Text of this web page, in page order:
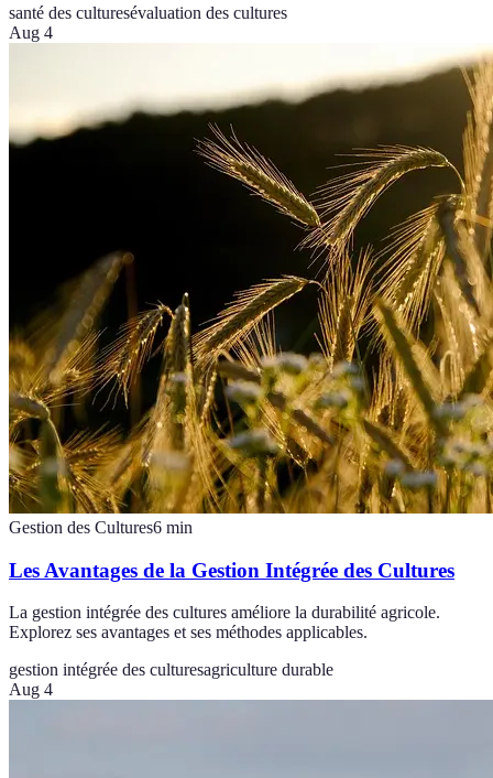
santé des culturesévaluation des cultures
Aug 4
Gestion des Cultures6 min
Les Avantages de la Gestion Intégrée des Cultures
La gestion intégrée des cultures améliore la durabilité agricole.
Explorez ses avantages et ses méthodes applicables.
gestion intégrée des culturesagriculture durable
Aug 4